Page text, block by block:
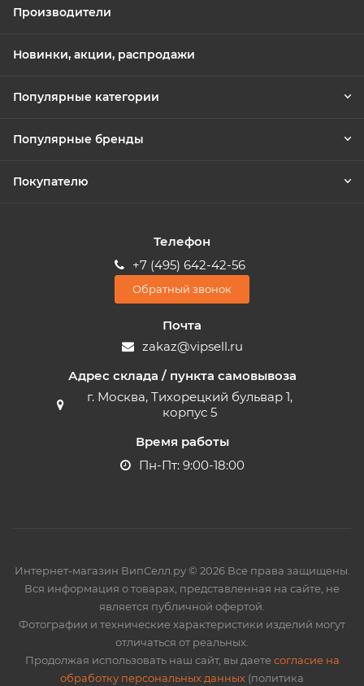
Производители
Новинки, акции, распродажи
Популярные категории
Популярные бренды
Покупателю
Телефон
+7 (495) 642-42-56
Обратный звонок
Почта
zakaz@vipsell.ru
Адрес склада / пункта самовывоза
г. Москва, Тихорецкий бульвар 1,
корпус 5
Время работы
Пн-Пт: 9:00-18:00
Интернет-магазин ВипСелл.ру © 2026 Все права защищены.
Вся информация о товарах, представленная на сайте, не
является публичной офертой.
Фотографии и технические характеристики изделий могут
отличаться от реальных.
Продолжая использовать наш сайт, вы даетесогласие на
обработку персональных данных (политика